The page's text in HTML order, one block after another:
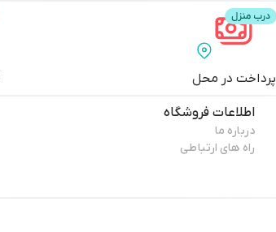
پرداخت در محل
اطلاعات فروشگاه
درباره ما
راه های ارتباطی